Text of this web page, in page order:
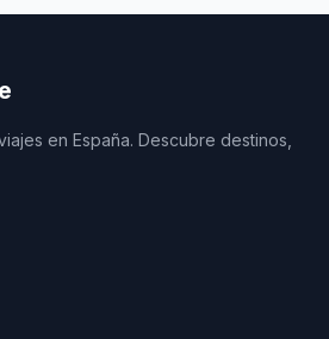
en España. Descubre destinos,